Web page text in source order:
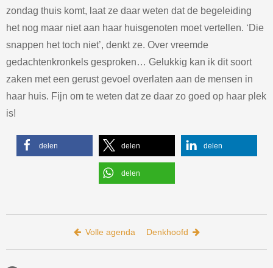
zondag thuis komt, laat ze daar weten dat de begeleiding
het nog maar niet aan haar huisgenoten moet vertellen. ‘Die
snappen het toch niet’, denkt ze. Over vreemde
gedachtenkronkels gesproken… Gelukkig kan ik dit soort
zaken met een gerust gevoel overlaten aan de mensen in
haar huis. Fijn om te weten dat ze daar zo goed op haar plek
is!
delen delen delen
delen
Bericht navigatie
Volle agenda Denkhoofd